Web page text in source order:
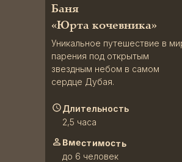
2,5 часа
Длительность
до 6 человек
Вместимость
Баня
«Юрта кочевника»
Уникальное путешествие в
парения под открытым
звездным небом в самом
сердце Дубая.